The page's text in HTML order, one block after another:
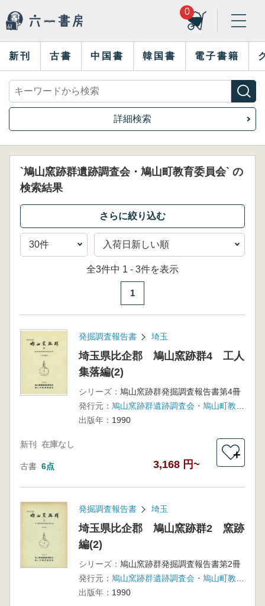
0
新刊 古書 中国書 韓国書 電子書籍
詳細検索
`鳩山窯跡群遺跡調査会・鳩山町教育委員会` の
検索結果
全3件中 1 - 3件を表示
1
発掘調査報告書 埼玉
埼玉県比企郡 鳩山窯跡群4 工人
集落編(2)
シリーズ： 鳩山窯跡群発掘調査報告書第4冊
発行元：
出版年： 1990
新刊 在庫なし
古書 6点 3,168 円~
＋
発掘調査報告書 埼玉
埼玉県比企郡 鳩山窯跡群2 窯跡
編(2)
シリーズ： 鳩山窯跡群発掘調査報告書第2冊
発行元：
出版年： 1990